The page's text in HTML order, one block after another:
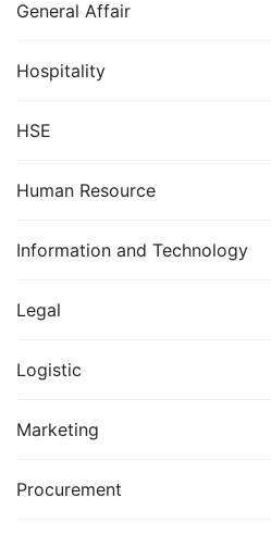
General Affair
Hospitality
HSE
Human Resource
Information and Technology
Legal
Logistic
Marketing
Procurement